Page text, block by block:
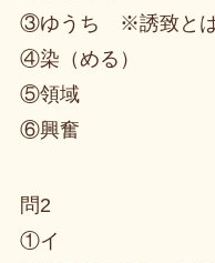
③ゆうち ※誘致とは
④染（める）
⑤領域
⑥興奮
問2
①イ